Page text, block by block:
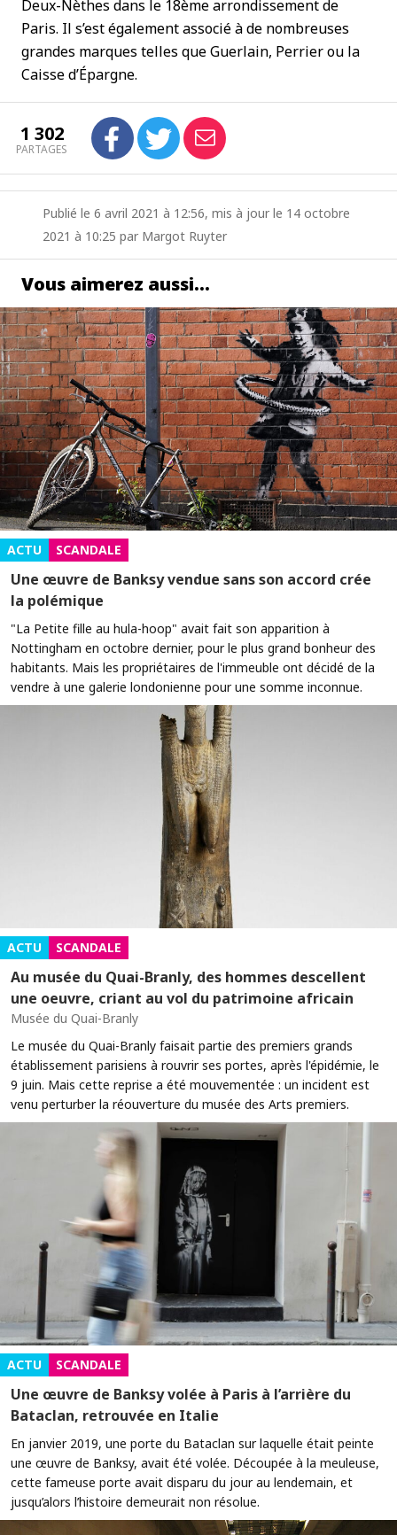
Deux-Nèthes dans le 18ème arrondissement de
Paris. Il s’est également associé à de nombreuses
grandes marques telles que Guerlain, Perrier ou la
Caisse d’Épargne.
1 302
PARTAGES
Publié le 6 avril 2021 à 12:56, mis à jour le 14 octobre
2021 à 10:25 par Margot Ruyter
Vous aimerez aussi…
ACTU SCANDALE
Une œuvre de Banksy vendue sans son accord crée
la polémique
"La Petite fille au hula-hoop" avait fait son apparition à
Nottingham en octobre dernier, pour le plus grand bonheur des
habitants. Mais les propriétaires de l'immeuble ont décidé de la
vendre à une galerie londonienne pour une somme inconnue.
ACTU SCANDALE
Au musée du Quai-Branly, des hommes descellent
une oeuvre, criant au vol du patrimoine africain
Musée du Quai-Branly
Le musée du Quai-Branly faisait partie des premiers grands
établissement parisiens à rouvrir ses portes, après l'épidémie, le
9 juin. Mais cette reprise a été mouvementée : un incident est
venu perturber la réouverture du musée des Arts premiers.
ACTU SCANDALE
Une œuvre de Banksy volée à Paris à l’arrière du
Bataclan, retrouvée en Italie
En janvier 2019, une porte du Bataclan sur laquelle était peinte
une œuvre de Banksy, avait été volée. Découpée à la meuleuse,
cette fameuse porte avait disparu du jour au lendemain, et
jusqu’alors l’histoire demeurait non résolue.